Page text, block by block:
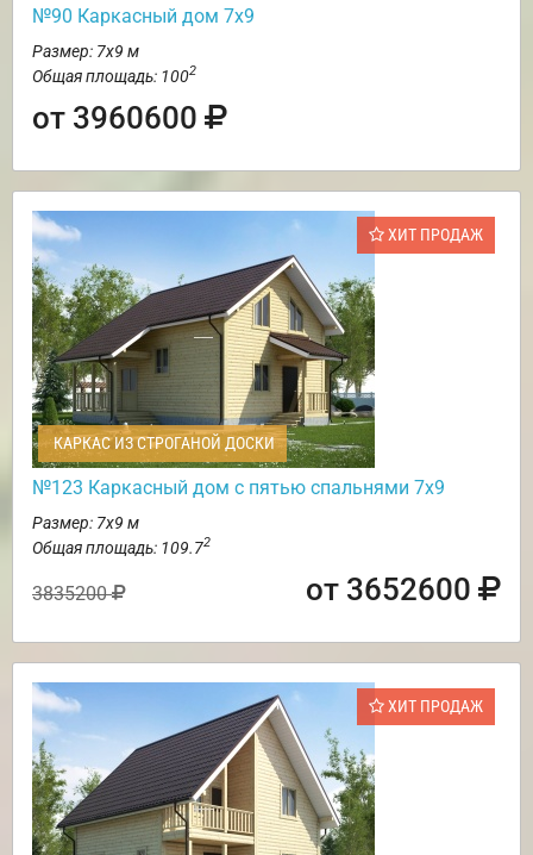
№90 Каркасный дом 7х9
Размер: 7х9 м
Общая площадь: 1002
от 3960600
ХИТ ПРОДАЖ
КАРКАС ИЗ СТРОГАНОЙ ДОСКИ
№123 Каркасный дом с пятью спальнями 7х9
Размер: 7х9 м
Общая площадь: 109.72
3835200 от 3652600
ХИТ ПРОДАЖ